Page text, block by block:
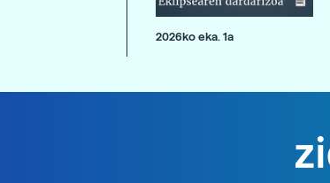
2026ko eka. 1a